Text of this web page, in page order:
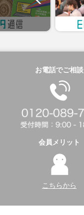
お電話でご相談
会員メリット
こちらから